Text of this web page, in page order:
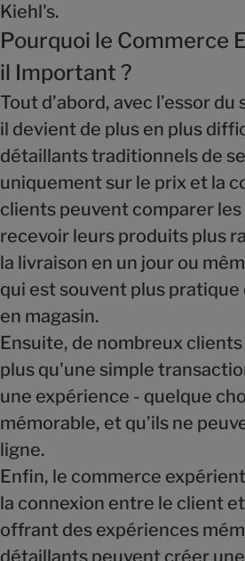
Kiehl's.
Pourquoi le Commerce
il Important ?
Tout d’abord, avec l’essor
il devient de plus en plus
détaillants traditionnels de
uniquement sur le prix et la
clients peuvent comparer
recevoir leurs produits plus
la livraison en un jour ou
qui est souvent plus pratique
en magasin.
Ensuite, de nombreux
plus qu'une simple
une expérience - quelque
mémorable, et qu’ils ne
ligne.
Enfin, le commerce
la connexion entre le client
offrant des expériences
détaillants peuvent créer